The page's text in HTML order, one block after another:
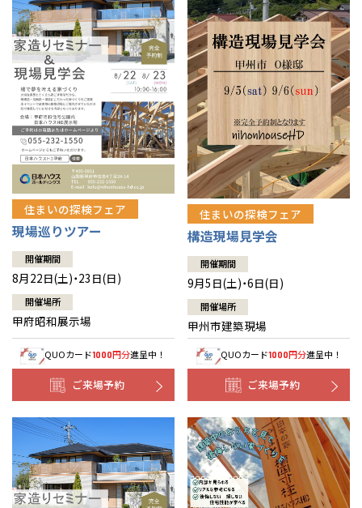
住まいの探検フェア
現場巡りツアー
開催期間
8月22日(土)・23日(日)
開催場所
甲府昭和展示場
QUOカード1000円分進呈中！
ご来場予約
住まいの探検フェア
構造現場見学会
開催期間
9月5日(土)・6日(日)
開催場所
甲州市建築現場
QUOカード1000円分進呈中！
ご来場予約